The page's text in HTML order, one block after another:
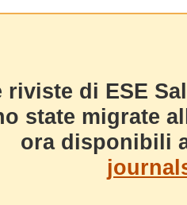
riviste di ESE
state migrate
ora disponibili